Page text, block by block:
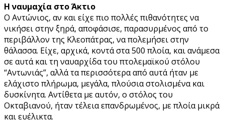
Η ναυμαχία στο Άκτιο
Ο Αντώνιος, αν και είχε πιο πολλές πιθανότητες να
νικήσει στην ξηρά, αποφάσισε, παρασυρμένος από το
περιβάλλον της Κλεοπάτρας, να πολεμήσει στην
θάλασσα. Είχε, αρχικά, κοντά στα 500 πλοία, και ανάμεσα
σε αυτά και τη ναυαρχίδα του πτολεμαϊκού στόλου
“Αντωνιάς”, αλλά τα περισσότερα από αυτά ήταν με
ελάχιστο πλήρωμα, μεγάλα, πλούσια στολισμένα και
δυσκίνητα. Αντίθετα με αυτόν, ο στόλος του
Οκταβιανού, ήταν τέλεια επανδρωμένος, με πλοία μικρά
και ευέλικτα.